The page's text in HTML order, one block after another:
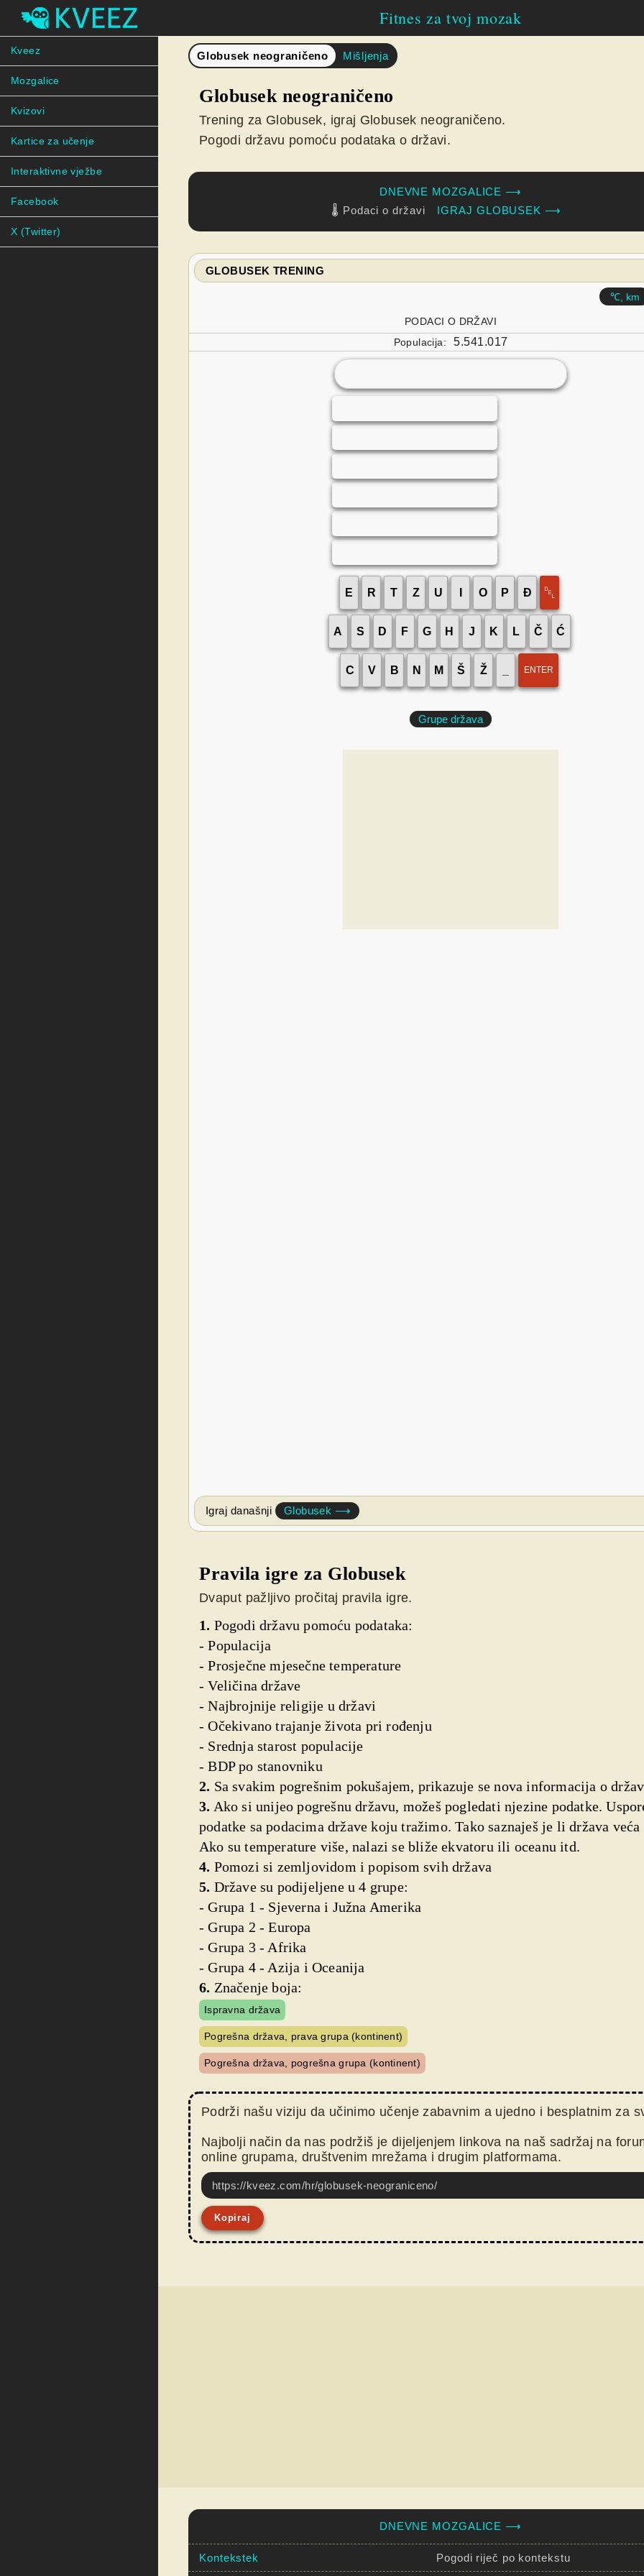
Fitnes za tvoj mozak
Kveez
Mozgalice
Kvizovi
Kartice za učenje
Interaktivne vježbe
Facebook
X (Twitter)
Globusek neograničeno Mišljenja
Globusek neograničeno
Trening za Globusek, igraj Globusek neograničeno.
Pogodi državu pomoću podataka o državi.
DNEVNE MOZGALICE ⟶
🌡️ Podaci o državi
IGRAJ GLOBUSEK ⟶
GLOBUSEK TRENING
℃, km
PODACI O DRŽAVI
Populacija:
5.541.017
E R T Z U O P Đ ␡
A S D F G H J K L Č Ć
C V B N M Š Ž ENTER
Grupe država
Igraj današnji Globusek ⟶
Pravila igre za Globusek
Dvaput pažljivo pročitaj pravila igre.
1. Pogodi državu pomoću podataka:
- Populacija
- Prosječne mjesečne temperature
- Veličina države
- Najbrojnije religije u državi
- Očekivano trajanje života pri rođenju
- Srednja starost populacije
- BDP po stanovniku
2. Sa svakim pogrešnim pokušajem, prikazuje se nova informacija o
3. Ako si unijeo pogrešnu državu, možeš pogledati njezine podatke.
podatke sa podacima države koju tražimo. Tako saznaješ je li država
Ako su temperature više, nalazi se bliže ekvatoru ili oceanu itd.
4. Pomozi si zemljovidom i popisom svih država
5. Države su podijeljene u 4 grupe:
- Grupa 1 - Sjeverna i Južna Amerika
- Grupa 2 - Europa
- Grupa 3 - Afrika
- Grupa 4 - Azija i Oceanija
6. Značenje boja:
Ispravna država
Pogrešna država, prava grupa (kontinent)
Pogrešna država, pogrešna grupa (kontinent)
Podrži našu viziju da učinimo učenje zabavnim a ujedno i besplatnim za
Najbolji način da nas podržiš je dijeljenjem linkova na naš sadržaj na
online grupama, društvenim mrežama i drugim platformama.
https://kveez.com/hr/globusek-neograniceno/
Kopiraj
DNEVNE MOZGALICE ⟶
Kontekstek Pogodi riječ po kontekstu